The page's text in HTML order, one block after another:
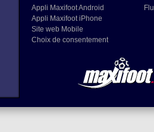
Appli Maxifoot Android
Appli Maxifoot iPhone
Site web Mobile
Choix de consentement